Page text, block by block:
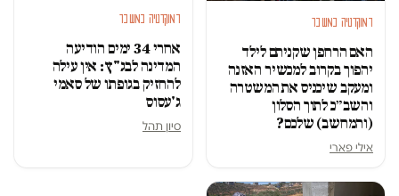
דמוקרטיה במשבר
האם הרחפן שקניתם לילד
יהפוך בקרוב למכשיר האזנה
ומעקב שיכניס את המשטרה
והשב״כ לתוך הסלון
(והמחשב) שלכם?
אילי פארי
דמוקרטיה במשבר
אחרי 34 ימים הודיעה
המדינה לבג"ץ: אין עילה
להחזיק בגופתו של סאמי
ג'עסוס
סיון תהל